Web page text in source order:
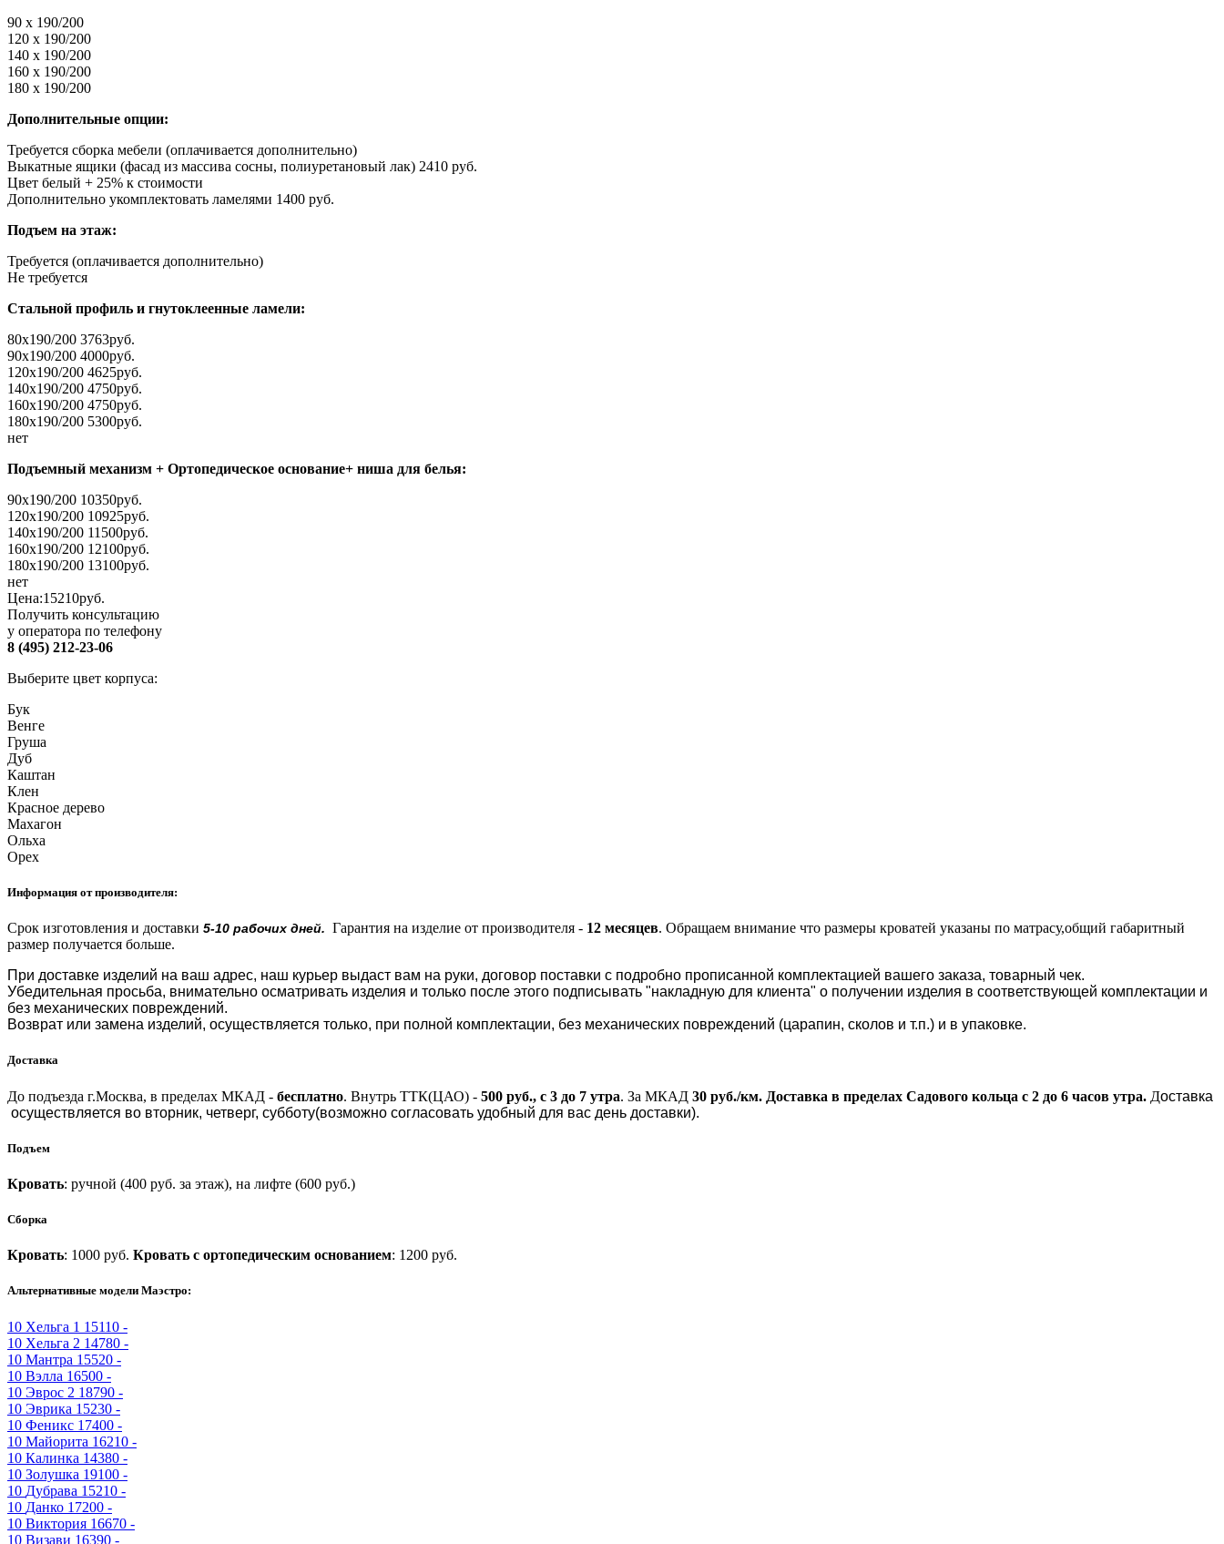
90 x 190/200
120 x 190/200
140 x 190/200
160 x 190/200
180 x 190/200
Дополнительные опции:
Требуется сборка мебели (оплачивается дополнительно)
Выкатные ящики (фасад из массива сосны, полиуретановый лак) 2410 руб.
Цвет белый + 25% к стоимости
Дополнительно укомплектовать ламелями 1400 руб.
Подъем на этаж:
Требуется (оплачивается дополнительно)
Не требуется
Стальной профиль и гнутоклеенные ламели:
80х190/200 3763руб.
90х190/200 4000руб.
120х190/200 4625руб.
140х190/200 4750руб.
160х190/200 4750руб.
180х190/200 5300руб.
нет
Подъемный механизм + Ортопедическое основание+ ниша для белья:
90х190/200 10350руб.
120х190/200 10925руб.
140х190/200 11500руб.
160х190/200 12100руб.
180х190/200 13100руб.
нет
Цена:15210руб.
Получить консультацию
у оператора по телефону
8 (495) 212-23-06
Выберите цвет корпуса:
Бук
Венге
Груша
Дуб
Каштан
Клен
Красное дерево
Махагон
Ольха
Орех
Информация от производителя:
Срок изготовления и доставки 5-10 рабочих дней. Гарантия на изделие от производителя - 12 месяцев. Обращаем внимание что размеры кроватей указаны по матрасу,общий габаритный
размер получается больше.
При доставке изделий на ваш адрес, наш курьер выдаст вам на руки, договор поставки с подробно прописанной комплектацией вашего заказа, товарный чек.
Убедительная просьба, внимательно осматривать изделия и только после этого подписывать "накладную для клиента" о получении изделия в соответствующей комплектации и
без механических повреждений.
Возврат или замена изделий, осуществляется только, при полной комплектации, без механических повреждений (царапин, сколов и т.п.) и в упаковке.
Доставка
До подъезда г.Москва, в пределах МКАД - бесплатно. Внутрь ТТК(ЦАО) - 500 руб., с 3 до 7 утра. За МКАД 30 руб./км. Доставка в пределах Садового кольца с 2 до 6 часов утра. Доставка
осуществляется во вторник, четверг, субботу(возможно согласовать удобный для вас день доставки).
Подъем
Кровать: ручной (400 руб. за этаж), на лифте (600 руб.)
Сборка
Кровать: 1000 руб. Кровать с ортопедическим основанием: 1200 руб.
Альтернативные модели Маэстро:
10 Хельга 1 15110 -
10 Хельга 2 14780 -
10 Мантра 15520 -
10 Вэлла 16500 -
10 Эврос 2 18790 -
10 Эврика 15230 -
10 Феникс 17400 -
10 Майорита 16210 -
10 Калинка 14380 -
10 Золушка 19100 -
10 Дубрава 15210 -
10 Данко 17200 -
10 Виктория 16670 -
10 Визави 16390 -